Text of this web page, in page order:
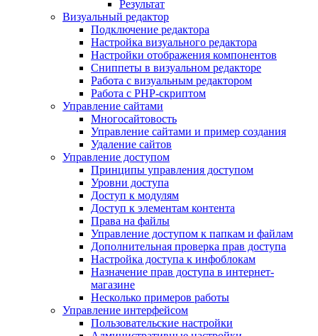
Результат
Визуальный редактор
Подключение редактора
Настройка визуального редактора
Настройки отображения компонентов
Сниппеты в визуальном редакторе
Работа с визуальным редактором
Работа с PHP-скриптом
Управление сайтами
Многосайтовость
Управление сайтами и пример создания
Удаление сайтов
Управление доступом
Принципы управления доступом
Уровни доступа
Доступ к модулям
Доступ к элементам контента
Права на файлы
Управление доступом к папкам и файлам
Дополнительная проверка прав доступа
Настройка доступа к инфоблокам
Назначение прав доступа в интернет-
магазине
Несколько примеров работы
Управление интерфейсом
Пользовательские настройки